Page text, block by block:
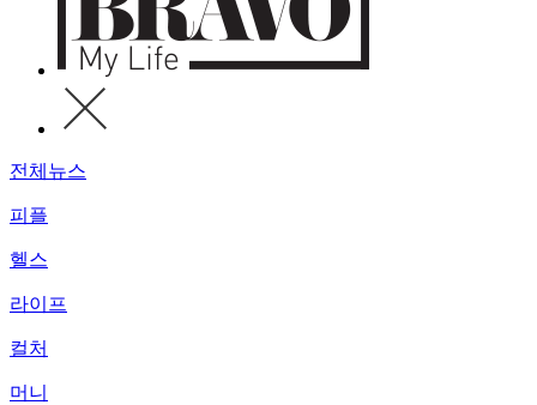
전체뉴스
피플
헬스
라이프
컬처
머니